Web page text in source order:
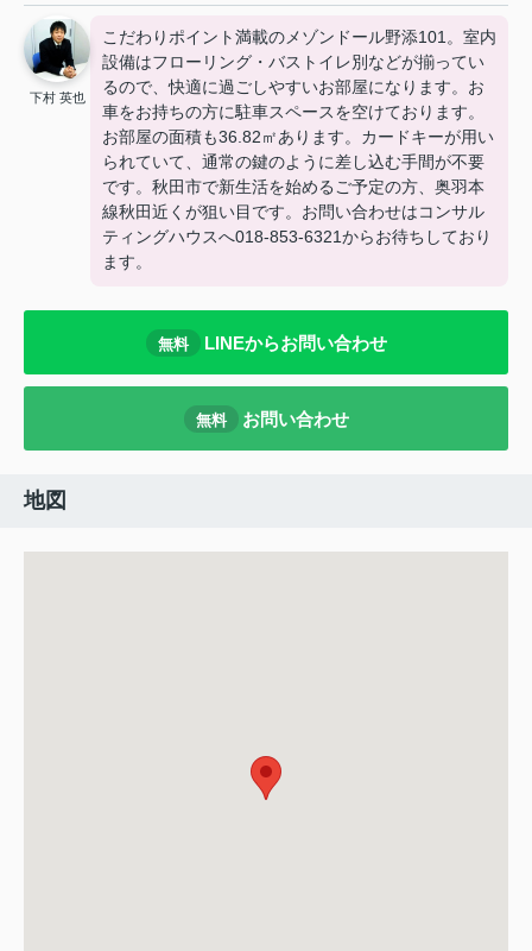
下村 英也
こだわりポイント満載のメゾンドール野添101。室内
設備はフローリング・バストイレ別などが揃ってい
るので、快適に過ごしやすいお部屋になります。お
車をお持ちの方に駐車スペースを空けております。
お部屋の面積も36.82㎡あります。カードキーが用い
られていて、通常の鍵のように差し込む手間が不要
です。秋田市で新生活を始めるご予定の方、奥羽本
線秋田近くが狙い目です。お問い合わせはコンサル
ティングハウスへ018-853-6321からお待ちしており
ます。
無料 LINEからお問い合わせ
無料 お問い合わせ
地図